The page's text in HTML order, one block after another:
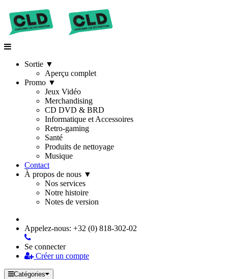
Sortie ▼
Aperçu complet
Promo ▼
Jeux Vidéo
Merchandising
CD DVD & BRD
Informatique et Accessoires
Retro-gaming
Santé
Produits de nettoyage
Musique
Contact
À propos de nous ▼
Nos services
Notre histoire
Notes de version
Appelez-nous: +32 (0) 818-302-02
Se connecter
Créer un compte
Catégories